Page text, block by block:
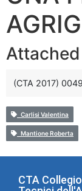
(CTA 2017)
Carlisi Valentina
Mantione Roberta
CTA